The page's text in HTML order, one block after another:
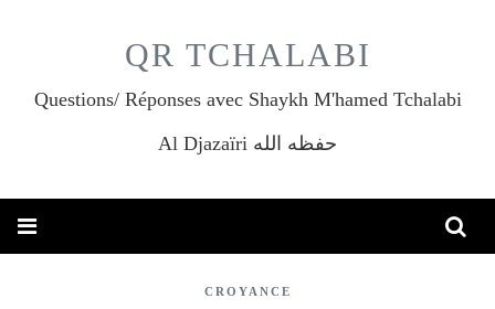
QR TCHALABI
Questions/ Réponses avec Shaykh M'hamed Tchalabi
Al Djazaïri حفظه الله
CROYANCE